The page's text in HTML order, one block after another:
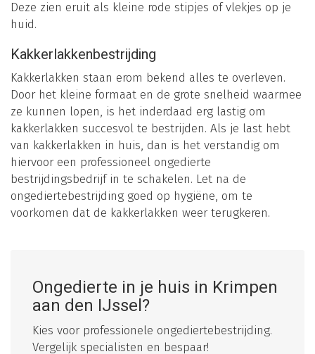
Deze zien eruit als kleine rode stipjes of vlekjes op je
huid.
Kakkerlakkenbestrijding
Kakkerlakken staan erom bekend alles te overleven.
Door het kleine formaat en de grote snelheid waarmee
ze kunnen lopen, is het inderdaad erg lastig om
kakkerlakken succesvol te bestrijden. Als je last hebt
van kakkerlakken in huis, dan is het verstandig om
hiervoor een professioneel ongedierte
bestrijdingsbedrijf in te schakelen. Let na de
ongediertebestrijding goed op hygiëne, om te
voorkomen dat de kakkerlakken weer terugkeren.
Ongedierte in je huis in Krimpen
aan den IJssel?
Kies voor professionele ongediertebestrijding.
Vergelijk specialisten en bespaar!